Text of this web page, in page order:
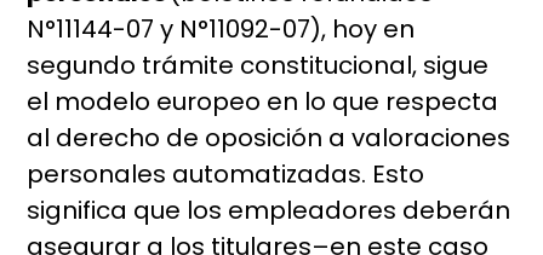
N°11144-07 y N°11092-07), hoy en
segundo trámite constitucional, sigue
el modelo europeo en lo que respecta
al derecho de oposición a valoraciones
personales automatizadas. Esto
significa que los empleadores deberán
asegurar a los titulares–en este caso